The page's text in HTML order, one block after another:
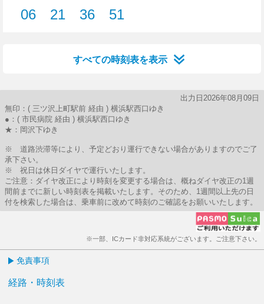
06
21
36
51
すべての時刻表を表示
出力日2026年08月09日
無印：( 三ツ沢上町駅前 経由 ) 横浜駅西口ゆき
●：( 市民病院 経由 ) 横浜駅西口ゆき
★：岡沢下ゆき
※ 道路渋滞等により、予定どおり運行できない場合がありますのでご了
承下さい。
※ 祝日は休日ダイヤで運行いたします。
ご注意：ダイヤ改正により時刻を変更する場合は、概ねダイヤ改正の1週
間前までに新しい時刻表を掲載いたします。そのため、1週間以上先の日
付を検索した場合は、乗車前に改めて時刻のご確認をお願いいたします。
※一部、ICカード非対応系統がございます。ご注意下さい。
免責事項
経路・時刻表